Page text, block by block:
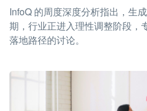
InfoQ 的周度深度分析指出，生
期，行业正进入理性调整阶段，
落地路径的讨论。